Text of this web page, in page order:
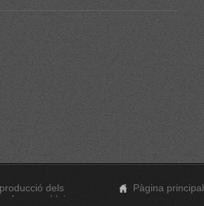
dels
segon, Llei
Pàgina principal